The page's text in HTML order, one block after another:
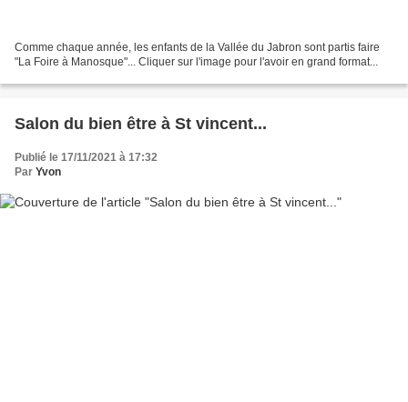
Comme chaque année, les enfants de la Vallée du Jabron sont partis faire
"La Foire à Manosque"... Cliquer sur l'image pour l'avoir en grand format...
Salon du bien être à St vincent...
Publié le 17/11/2021 à 17:32
Par Yvon